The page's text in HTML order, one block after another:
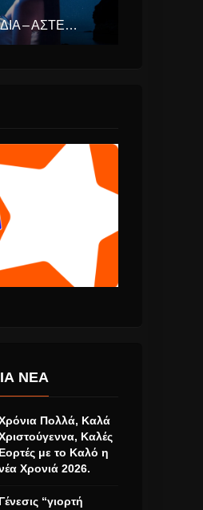
ΚΛΑΥΔΊΑ – ΑΣΤΕΡΟΜΆΤΑ (EUROVISION ΕΛΛΆΔΑ 2025)
ΝΕΑ
Πολλά, Καλά
Καλές
Εορτές με το Καλό η
Χρονιά 2026.
Γένεσις “γιορτή